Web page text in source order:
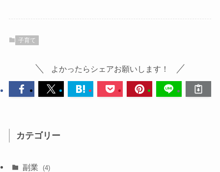
子育て
よかったらシェアお願いします！
カテゴリー
副業 (4)